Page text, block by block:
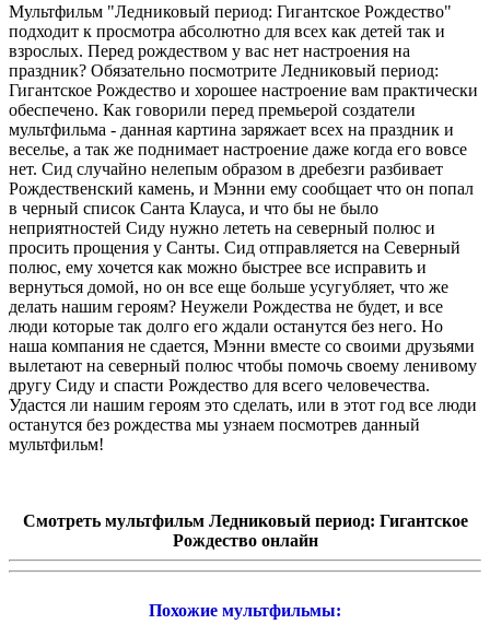
Мультфильм "Ледниковый период: Гигантское Рождество"
подходит к просмотра абсолютно для всех как детей так и
взрослых. Перед рождеством у вас нет настроения на
праздник? Обязательно посмотрите Ледниковый период:
Гигантское Рождество и хорошее настроение вам практически
обеспечено. Как говорили перед премьерой создатели
мультфильма - данная картина заряжает всех на праздник и
веселье, а так же поднимает настроение даже когда его вовсе
нет. Сид случайно нелепым образом в дребезги разбивает
Рождественский камень, и Мэнни ему сообщает что он попал
в черный список Санта Клауса, и что бы не было
неприятностей Сиду нужно лететь на северный полюс и
просить прощения у Санты. Сид отправляется на Северный
полюс, ему хочется как можно быстрее все исправить и
вернуться домой, но он все еще больше усугубляет, что же
делать нашим героям? Неужели Рождества не будет, и все
люди которые так долго его ждали останутся без него. Но
наша компания не сдается, Мэнни вместе со своими друзьями
вылетают на северный полюс чтобы помочь своему ленивому
другу Сиду и спасти Рождество для всего человечества.
Удастся ли нашим героям это сделать, или в этот год все люди
останутся без рождества мы узнаем посмотрев данный
мультфильм!
Смотреть мультфильм Ледниковый период: Гигантское
Рождество онлайн
Похожие мультфильмы: